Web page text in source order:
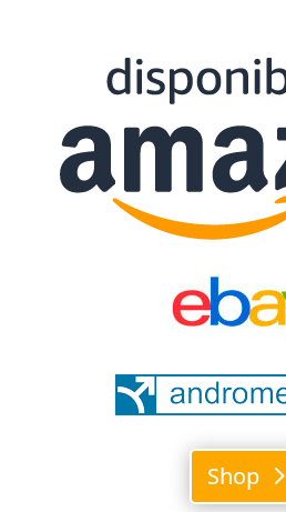
Shop